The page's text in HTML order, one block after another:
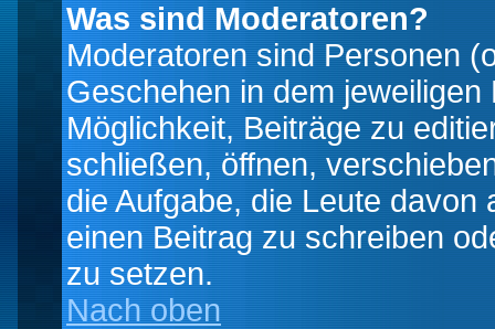
Was sind Moderatoren?
Moderatoren sind Personen
Geschehen in dem
Möglichkeit, Beiträge zu
schließen, öffnen,
die Aufgabe, die Leute
einen Beitrag zu schreiben
zu setzen.
Nach oben